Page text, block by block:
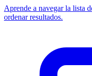
Aprende a navegar la lista
ordenar resultados.